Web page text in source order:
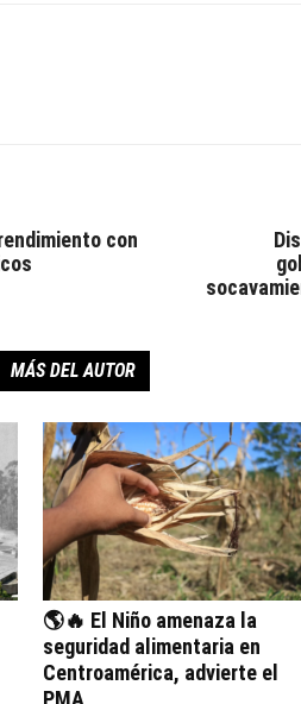
con
MÁS DEL AUTOR
🌎🔥 El Niño amenaza la
seguridad alimentaria en
Centroamérica, advierte el
PMA